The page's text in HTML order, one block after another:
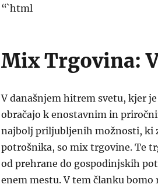
“`html
Mix Trgovina:
V današnjem hitrem svetu, kjer
obračajo k enostavnim in
najbolj priljubljenih možnosti, ki
potrošnika, so mix trgovine. Te
od prehrane do gospodinjskih
enem mestu. V tem članku